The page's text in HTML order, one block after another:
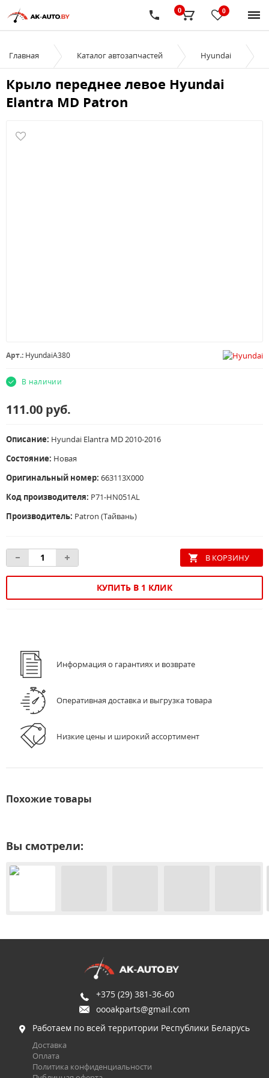
0
0
Главная Каталог автозапчастей Hyundai
Крыло переднее левое Hyundai
Elantra MD Patron
Арт.: HyundaiA380
В наличии
111.00 руб.
Описание: Hyundai Elantra MD 2010-2016
Состояние: Новая
Оригинальный номер: 663113X000
Код производителя: P71-HN051AL
Производитель: Patron (Тайвань)
КУПИТЬ В 1 КЛИК
Информация о гарантиях и возврате
Оперативная доставка и выгрузка товара
Низкие цены и широкий ассортимент
Похожие товары
Вы смотрели:
+375 (29) 381-36-60
oooakparts@gmail.com
Работаем по всей территории Республики Беларусь
Доставка
Оплата
Политика конфиденциальности